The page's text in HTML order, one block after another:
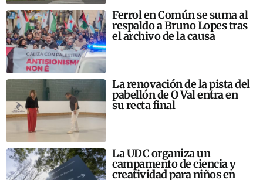
Ferrol en Común se suma al
respaldo a Bruno Lopes tras
el archivo de la causa
La renovación de la pista del
pabellón de O Val entra en
su recta final
La UDC organiza un
campamento de ciencia y
creatividad para niños en